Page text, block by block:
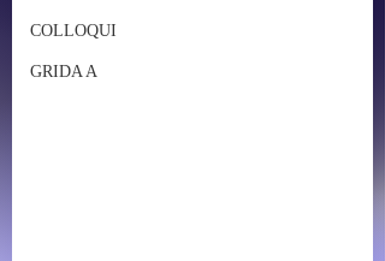
COLLOQUI
GRIDA A